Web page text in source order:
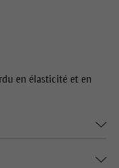
en élasticité et en